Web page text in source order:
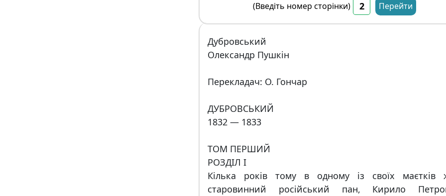
(Введіть номер сторінки) Перейти
Дубровський
Олександр Пушкін
Перекладач: О. Гончар
ДУБРОВСЬКИЙ
1832 — 1833
ТОМ ПЕРШИЙ
РОЗДІЛ І
Кілька років тому в одному із своїх маєтків
старовинний російський пан, Кирило